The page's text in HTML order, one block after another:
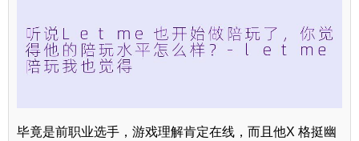
毕竟是前职业选手，游戏理解肯定在线，而且他X 格挺幽